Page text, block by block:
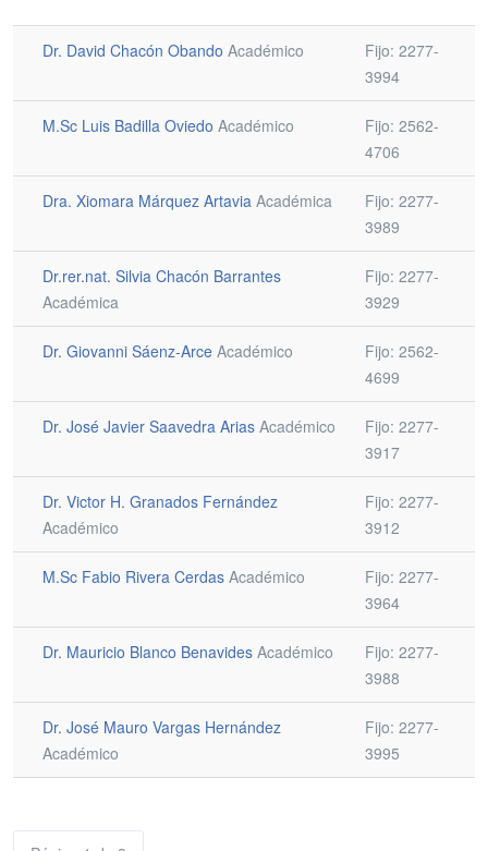
Dr. David Chacón Obando Académico
Fijo: 2277-
3994
M.Sc Luis Badilla Oviedo Académico
Fijo: 2562-
4706
Dra. Xiomara Márquez Artavia Académica
Fijo: 2277-
3989
Dr.rer.nat. Silvia Chacón Barrantes
Académica
Fijo: 2277-
3929
Dr. Giovanni Sáenz-Arce Académico
Fijo: 2562-
4699
Dr. José Javier Saavedra Arias Académico
Fijo: 2277-
3917
Dr. Victor H. Granados Fernández
Académico
Fijo: 2277-
3912
M.Sc Fabio Rivera Cerdas Académico
Fijo: 2277-
3964
Dr. Mauricio Blanco Benavides Académico
Fijo: 2277-
3988
Dr. José Mauro Vargas Hernández
Académico
Fijo: 2277-
3995